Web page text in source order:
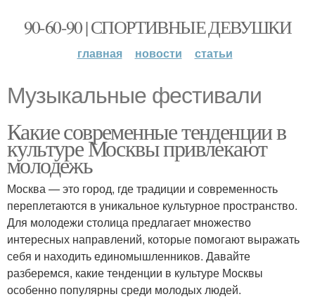
90-60-90 | СПОРТИВНЫЕ ДЕВУШКИ
главная новости статьи
Музыкальные фестивали
Какие современные тенденции в
культуре Москвы привлекают
молодежь
Москва — это город, где традиции и современность
переплетаются в уникальное культурное пространство.
Для молодежи столица предлагает множество
интересных направлений, которые помогают выражать
себя и находить единомышленников. Давайте
разберемся, какие тенденции в культуре Москвы
особенно популярны среди молодых людей.